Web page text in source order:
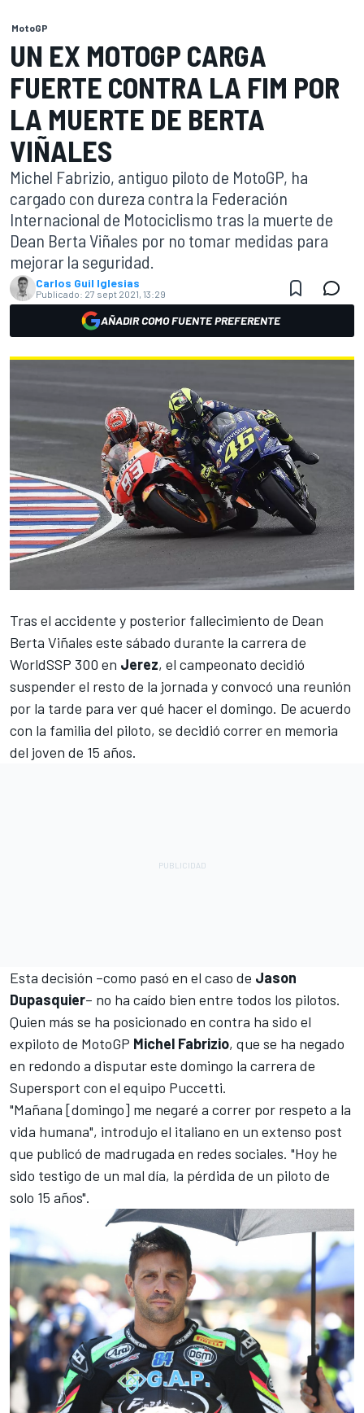
MotoGP
UN EX MOTOGP CARGA
FUERTE CONTRA LA FIM POR
LA MUERTE DE BERTA
VIÑALES
Michel Fabrizio, antiguo piloto de MotoGP, ha
cargado con dureza contra la Federación
Internacional de Motociclismo tras la muerte de
Dean Berta Viñales por no tomar medidas para
mejorar la seguridad.
Carlos Guil Iglesias
Publicado: 27 sept 2021, 13:29
AÑADIR COMO FUENTE PREFERENTE
Tras el accidente y posterior fallecimiento de Dean
Berta Viñales este sábado durante la carrera de
WorldSSP 300 en Jerez, el campeonato decidió
suspender el resto de la jornada y convocó una reunión
por la tarde para ver qué hacer el domingo. De acuerdo
con la familia del piloto, se decidió correr en memoria
del joven de 15 años.
Esta decisión –como pasó en el caso de Jason
Dupasquier– no ha caído bien entre todos los pilotos.
Quien más se ha posicionado en contra ha sido el
expiloto de MotoGP Michel Fabrizio, que se ha negado
en redondo a disputar este domingo la carrera de
Supersport con el equipo Puccetti.
"Mañana [domingo] me negaré a correr por respeto a la
vida humana", introdujo el italiano en un extenso post
que publicó de madrugada en redes sociales. "Hoy he
sido testigo de un mal día, la pérdida de un piloto de
solo 15 años".